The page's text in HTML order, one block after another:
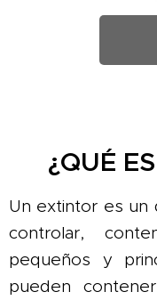
¿QUÉ
Un extintor es un
controlar,
pequeños y
pueden